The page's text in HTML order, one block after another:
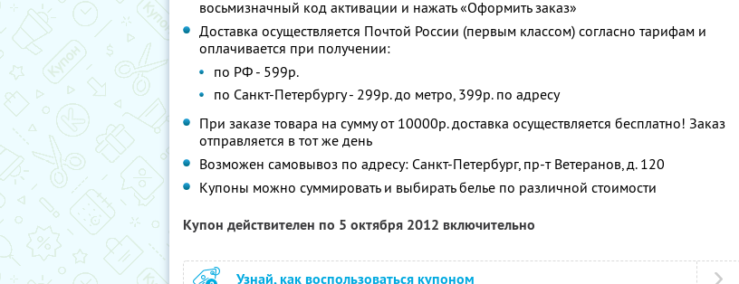
восьмизначный код активации и нажать «Оформить заказ»
Доставка осуществляется Почтой России (первым классом) согласно тарифам и
оплачивается при получении:
по РФ - 599р.
по Санкт-Петербургу - 299р. до метро, 399р. по адресу
При заказе товара на сумму от 10000р. доставка осуществляется бесплатно! Заказ
отправляется в тот же день
Возможен самовывоз по адресу: Санкт-Петербург, пр-т Ветеранов, д. 120
Купоны можно суммировать и выбирать белье по различной стоимости
Купон действителен по 5 октября 2012 включительно
Узнай, как воспользоваться купоном